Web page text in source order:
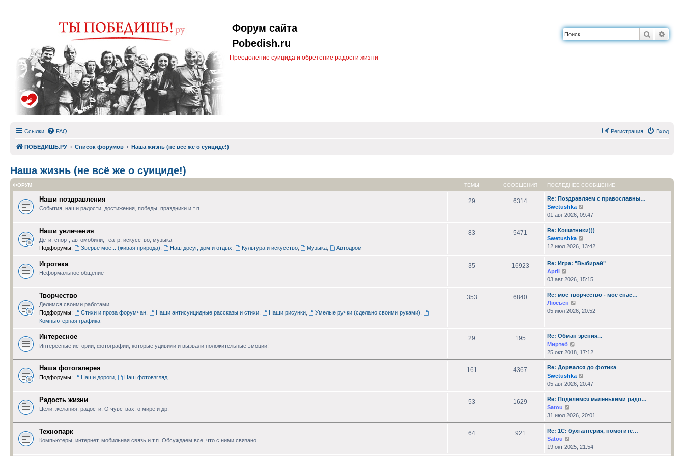
Форум сайта
Pobedish.ru
Преодоление суицида и обретение радости жизни
Поиск
Ссылки FAQ Вход
Регистрация
ПОБЕДИШЬ.РУ Список форумов Наша жизнь (не всё же о суициде!)
Наша жизнь (не всё же о суициде!)
ФОРУМ ТЕМЫ СООБЩЕНИЯ ПОСЛЕДНЕЕ СООБЩЕНИЕ
Наши поздравления
События, наши радости, достижения, победы, праздники и т.п.
29 6314
Re: Поздравляем с православны…
Swetushka
к
последнему
сообщению
01 авг 2026, 09:47
Наши увлечения
Дети, спорт, автомобили, театр, искусство, музыка
Подфорумы:
Зверье мое... (живая природа) Наш досуг, дом и отдых Культура и искусство, Музыка Автодром
83 5471
Re: Кошатники)))
Swetushka
к
последнему
сообщению
12 июл 2026, 13:42
Игротека
Неформальное общение
35 16923
Re: Игра: "Выбирай"
April
к
последнему
сообщению
03 авг 2026, 15:15
Творчество
Делимся своими работами
Подфорумы:
Стихи и проза форумчан, Наши антисуицидные рассказы и стихи, Наши рисунки, Умелые ручки (сделано своими руками)
Компьютерная графика
353 6840
Re: мое творчество - мое спас…
Люсьен
к
сообщению
05 июл 2026, 20:52
Интересное
Интересные истории, фотографии, которые удивили и вызвали положительные эмоции!
29 195
Re: Обман зрения...
Миртеб
к
последнему
сообщению
25 окт 2018, 17:12
Наша фотогалерея
Подфорумы: Наши дороги, Наш фотовзгляд
161 4367
Re: Дорвался до фотика
Swetushka
к
последнему
сообщению
05 авг 2026, 20:47
Радость жизни
Цели, желания, радости. О чувствах, о мире и др.
53 1629
Re: Поделимся маленькими радо…
Satou
к
последнему
сообщению
31 июл 2026, 20:01
Технопарк
Компьютеры, интернет, мобильная связь и т.п. Обсуждаем все, что с ними связано
64 921
Re: 1С: бухгалтерия, помогите…
Satou
к
последнему
19 окт 2025, 21:54